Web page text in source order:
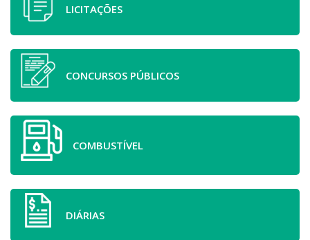
LICITAÇÕES
CONCURSOS PÚBLICOS
COMBUSTÍVEL
DIÁRIAS